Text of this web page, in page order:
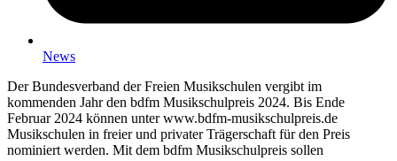
News
Der Bundesverband der Freien Musikschulen vergibt im
kommenden Jahr den bdfm Musikschulpreis 2024. Bis Ende
Februar 2024 können unter www.bdfm-musikschulpreis.de
Musikschulen in freier und privater Trägerschaft für den Preis
nominiert werden. Mit dem bdfm Musikschulpreis sollen